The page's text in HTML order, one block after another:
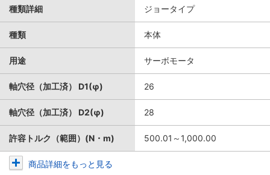
種類詳細 ジョータイプ
種類 本体
用途 サーボモータ
軸穴径（加工済） D1(φ) 26
軸穴径（加工済） D2(φ) 28
許容トルク（範囲）(N・m) 500.01～1,000.00
商品詳細をもっと見る